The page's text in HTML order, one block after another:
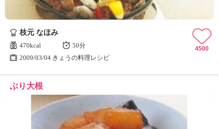
枝元 なほみ
470kcal
50分
2009/03/04 きょうの料理レシピ
4500
ぶり大根